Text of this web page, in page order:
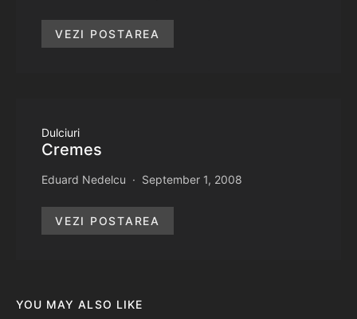
VEZI POSTAREA
Dulciuri
Cremes
Eduard Nedelcu September 1, 2008
VEZI POSTAREA
YOU MAY ALSO LIKE